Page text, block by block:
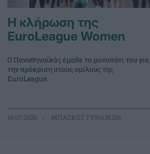
Η κλήρωση της
EuroLeague Women
Ο Παναθηναϊκός έμαθε το μονοπάτι του για
την πρόκριση στους ομίλους της
EuroLeague.
16.07.2026 ΜΠΑΣΚΕΤ ΓΥΝΑΙΚΩΝ